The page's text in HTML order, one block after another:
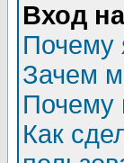
Вход
Почему
Зачем
Почему
Как